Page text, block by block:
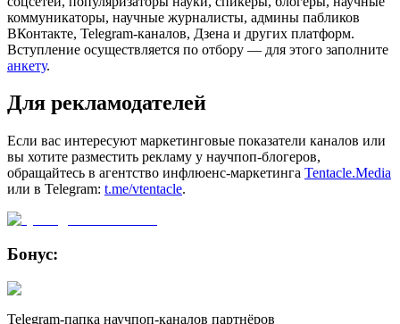
коммуникаторы, научные журналисты, админы пабликов
ВКонтакте, Telegram-каналов, Дзена и других платформ.
Вступление осуществляется по отбору — для этого заполните
анкету.
Для рекламодателей
Если вас интересуют маркетинговые показатели каналов или
вы хотите разместить рекламу у научпоп-блогеров,
обращайтесь в агентство инфлюенс-маркетинга Tentacle.Media
или в Telegram: t.me/vtentacle.
Бонус:
Telegram-папка научпоп-каналов партнёров